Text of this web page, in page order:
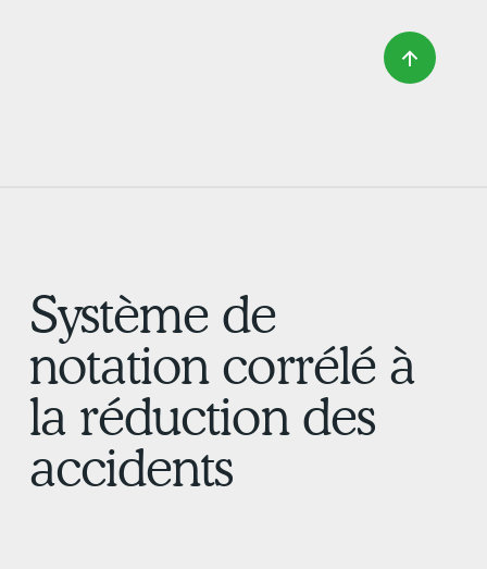
Système de
notation corrélé à
la réduction des
accidents